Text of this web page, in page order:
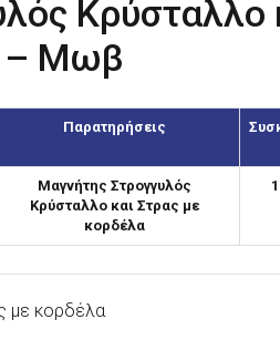
Κρύσταλλο
– Μωβ
Παρατηρήσεις
Μαγνήτης Στρογγυλός
Κρύσταλλο και Στρας με
κορδέλα
με κορδέλα